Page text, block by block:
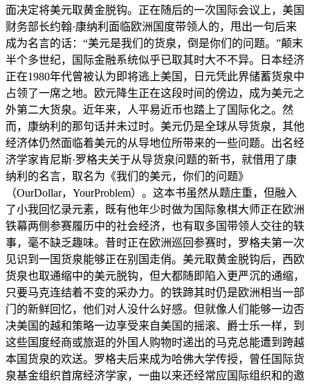
面决定将美元取黄金脱钩。正在随后的一次国际会议上，美国
财务部长约翰·康纳利面临欧洲国度带领人的，甩出一句后来
成为名言的话：“美元是我们的货泉，倒是你们的问题。”颠末
半个多世纪，国际金融系统似乎已取其时大不不异。日本经济
正在1980年代曾被认为即将逃上美国，日元凭此界储蓄货泉中
占领了一席之地。欧元降生正在这段时间的傍边，成为美元之
外第二大货泉。近年来，人平易近币也踏上了国际化之。然
而，康纳利的那句话并未过时。美元仍是全球从导货泉，其他
经济体仍然面临着美元的从导地位所带来的一些问题。出名经
济学家肯尼斯·罗格夫关于从导货泉问题的新书，就借用了康
纳利的名言，取名为《我们的美元，你们的问题》
（OurDollar，YourProblem）。这本书虽然从题庄重，但融入
了小我回忆录元素，既有他年少时做为国际象棋大师正在欧洲
铁幕两侧参赛履历中的社会经济，也有取多国带领人交往的轶
事，毫不缺乏趣味。昔时正在欧洲巡回参赛时，罗格夫第一次
见识到一国货泉能够正在别国走俏。美元取黄金脱钩后，西欧
货泉也取通缩中的美元脱钩，但大都随即陷入更严沉的通缩，
只要马克连结着不变的采办力。的铁蹄其时仍是欧洲相当一部
门的新鲜回忆，他们对人没什么好感。但就像人们能够一边否
决美国的越和策略一边享受来自美国的摇滚、爵士乐一样，到
这些国度经商或旅逛的外国人购物时递出的马克总能遭到跨越
本国货泉的欢送。罗格夫后来成为哈佛大学传授，曾任国际货
泉基金组织首席经济学家，一曲以来还经常应国际组织和的邀